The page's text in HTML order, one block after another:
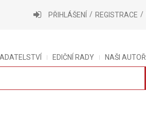
PŘIHLÁŠENÍ REGISTRACE
EDIČNÍ RADY NAŠI AUTOŘI